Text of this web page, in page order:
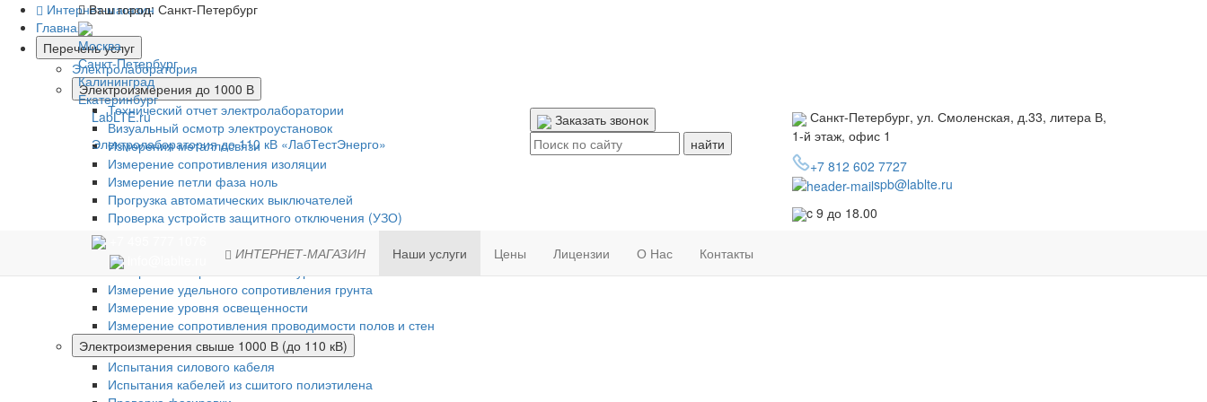
Ваш город: Санкт-Петербург
Москва
Санкт-Петербург
Калининград
Екатеринбург
LabLTE.ru
Электролаборатория до 110 кВ «ЛабТестЭнерго»
Заказать звонок
Поиск:
Санкт-Петербург, ул. Смоленская, д.33, литера В,
1-й этаж, офис 1
+7 812 602 7727
spb@lablte.ru
c 9 до 18.00
ИНТЕРНЕТ-МАГАЗИН Наши услуги Цены Лицензии О Нас Контакты
Интернет-магазин
Главная
Перечень услуг
Электролаборатория
Электроизмерения до 1000 В
Технический отчет электролаборатории
Визуальный осмотр электроустановок
Измерения металлосвязи
Измерение сопротивления изоляции
Измерение петли фаза ноль
Прогрузка автоматических выключателей
Проверка устройств защитного отключения (УЗО)
Проверка систем молниезащиты
Измерение сопротивления контура заземления
Измерение удельного сопротивления грунта
Измерение уровня освещенности
Измерение сопротивления проводимости полов и стен
Электроизмерения свыше 1000 В (до 110 кВ)
Испытания силового кабеля
Испытания кабелей из сшитого полиэтилена